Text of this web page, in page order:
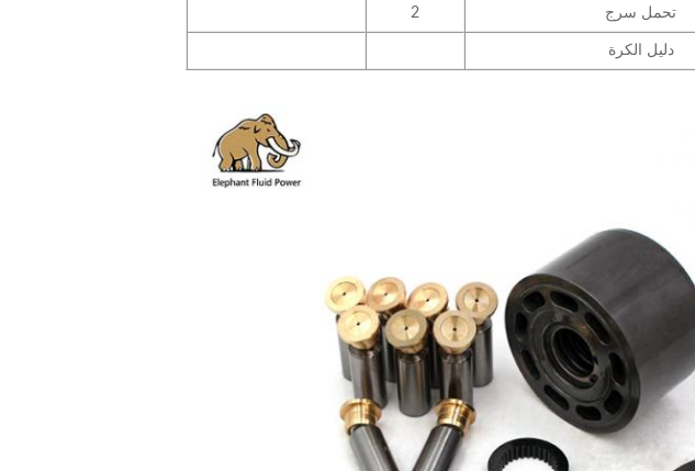
تحمل سرج 2
دليل الكرة